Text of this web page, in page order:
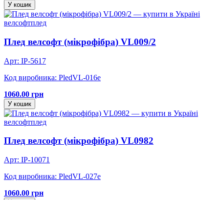
У кошик
велсофтплед
Плед велсофт (мікрофібра) VL009/2
Арт: IP-5617
Код виробника: PledVL-016e
1060.00 грн
У кошик
велсофтплед
Плед велсофт (мікрофібра) VL0982
Арт: IP-10071
Код виробника: PledVL-027e
1060.00 грн